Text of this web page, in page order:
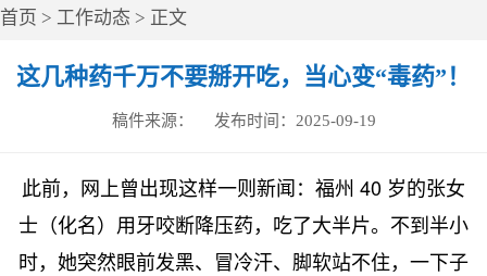
首页 > 工作动态 > 正文
这几种药千万不要掰开吃，当心变“毒药”！
稿件来源： 发布时间： 2025-09-19
此前，网上曾出现这样一则新闻：福州 40 岁的张女
士（化名）用牙咬断降压药，吃了大半片。不到半小
时，她突然眼前发黑、冒冷汗、脚软站不住，一下子